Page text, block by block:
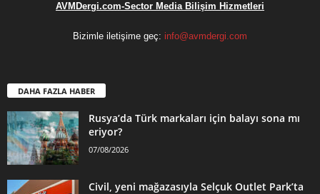
AVMDergi.com-Sector Media Bilişim Hizmetleri
Bizimle iletişime geç: info@avmdergi.com
DAHA FAZLA HABER
Rusya’da Türk markaları için balayı sona mı
eriyor?
07/08/2026
Civil, yeni mağazasıyla Selçuk Outlet Park’ta